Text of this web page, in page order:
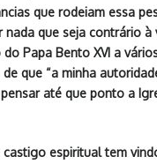
que rodeiam essa
nada que seja contrário à
Papa Bento XVI a
que “a minha
até que ponto a
castigo espiritual tem